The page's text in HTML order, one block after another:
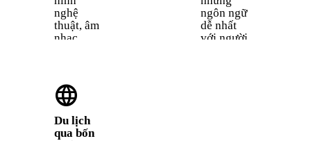
nghệ
thuật, âm
nhạc,
phương
Tây. Nói
tiếng Ý
giúp bạn
trải
ngôn ngữ
dễ nhất
với người
language
Du lịch
qua bốn